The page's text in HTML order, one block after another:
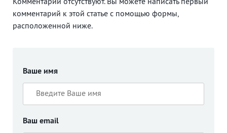
Комментарии отсутствуют. Вы можете написать первый
комментарий к этой статье с помощью формы,
расположенной ниже.
Ваше имя
Ваш email